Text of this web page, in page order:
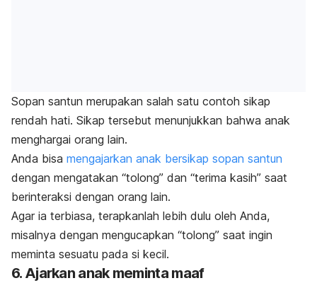
Sopan santun merupakan salah satu contoh sikap
rendah hati. Sikap tersebut menunjukkan bahwa anak
menghargai orang lain.
Anda bisa mengajarkan anak bersikap sopan santun
dengan mengatakan “tolong” dan “terima kasih” saat
berinteraksi dengan orang lain.
Agar ia terbiasa, terapkanlah lebih dulu oleh Anda,
misalnya dengan mengucapkan “tolong” saat ingin
meminta sesuatu pada si kecil.
6. Ajarkan anak meminta maaf